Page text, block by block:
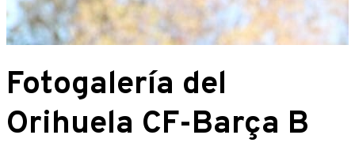
Fotogalería del
Orihuela CF-Barça B